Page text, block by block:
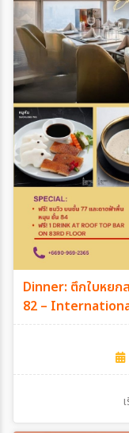
Dinner: ตึกใบหย
82 –
& Steak Buffet บุ